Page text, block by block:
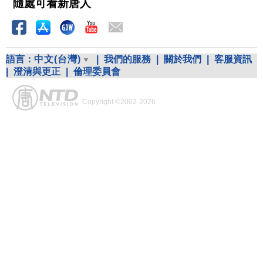
隨處可看新唐人
語言： 中文(台灣) 我們的服務 關於我們
客服資訊
澄清與更正 倫理委員會
Copyright ©2002-2026